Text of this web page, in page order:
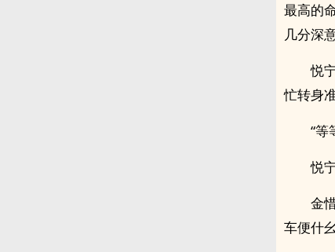
最高的
几分深意
悦
忙转身
“等
悦
金
车便什